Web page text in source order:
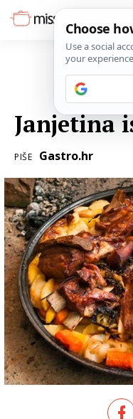
Janjetina
PIŠE Gastro.hr